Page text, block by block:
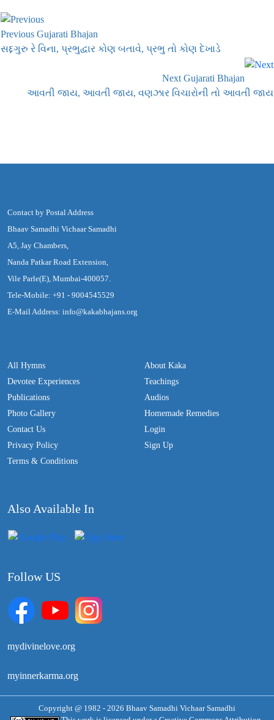
Previous Gujarati Bhajan
સદ્દગુરુ રે વિના, પ્રભુદ્વાર કોણ બતાવે, પ્રભુ તો કોણ દેખાડે
Next Gujarati Bhajan
આવતી જાય, આવતી જાય, વણઝાર વિચારોની તો આવતી જાય
Contact by Postal Address
Bhaav Samadhi Vichaar Samadhi
A5, Jay Chambers,
Nanda Patkar Road Extension,
Vile Parle(E), Mumbai-400057.
Tele-Mobile: +91 - 9004545529
E-Mail Address: info@kakabhajans.org
All Hymns
Devotee Experiences
Publications
Photo Gallery
Contact Us
Privacy Policy
Terms & Conditions
About Kaka
Teachings
Audios
Homemade Remedies
Login
Sign Up
Also Available In
Follow US
mydivinelove.org
myinnerkarma.org
Copyright @ 1982 - 2026 Bhaav Samadhi Vichaar Samadhi